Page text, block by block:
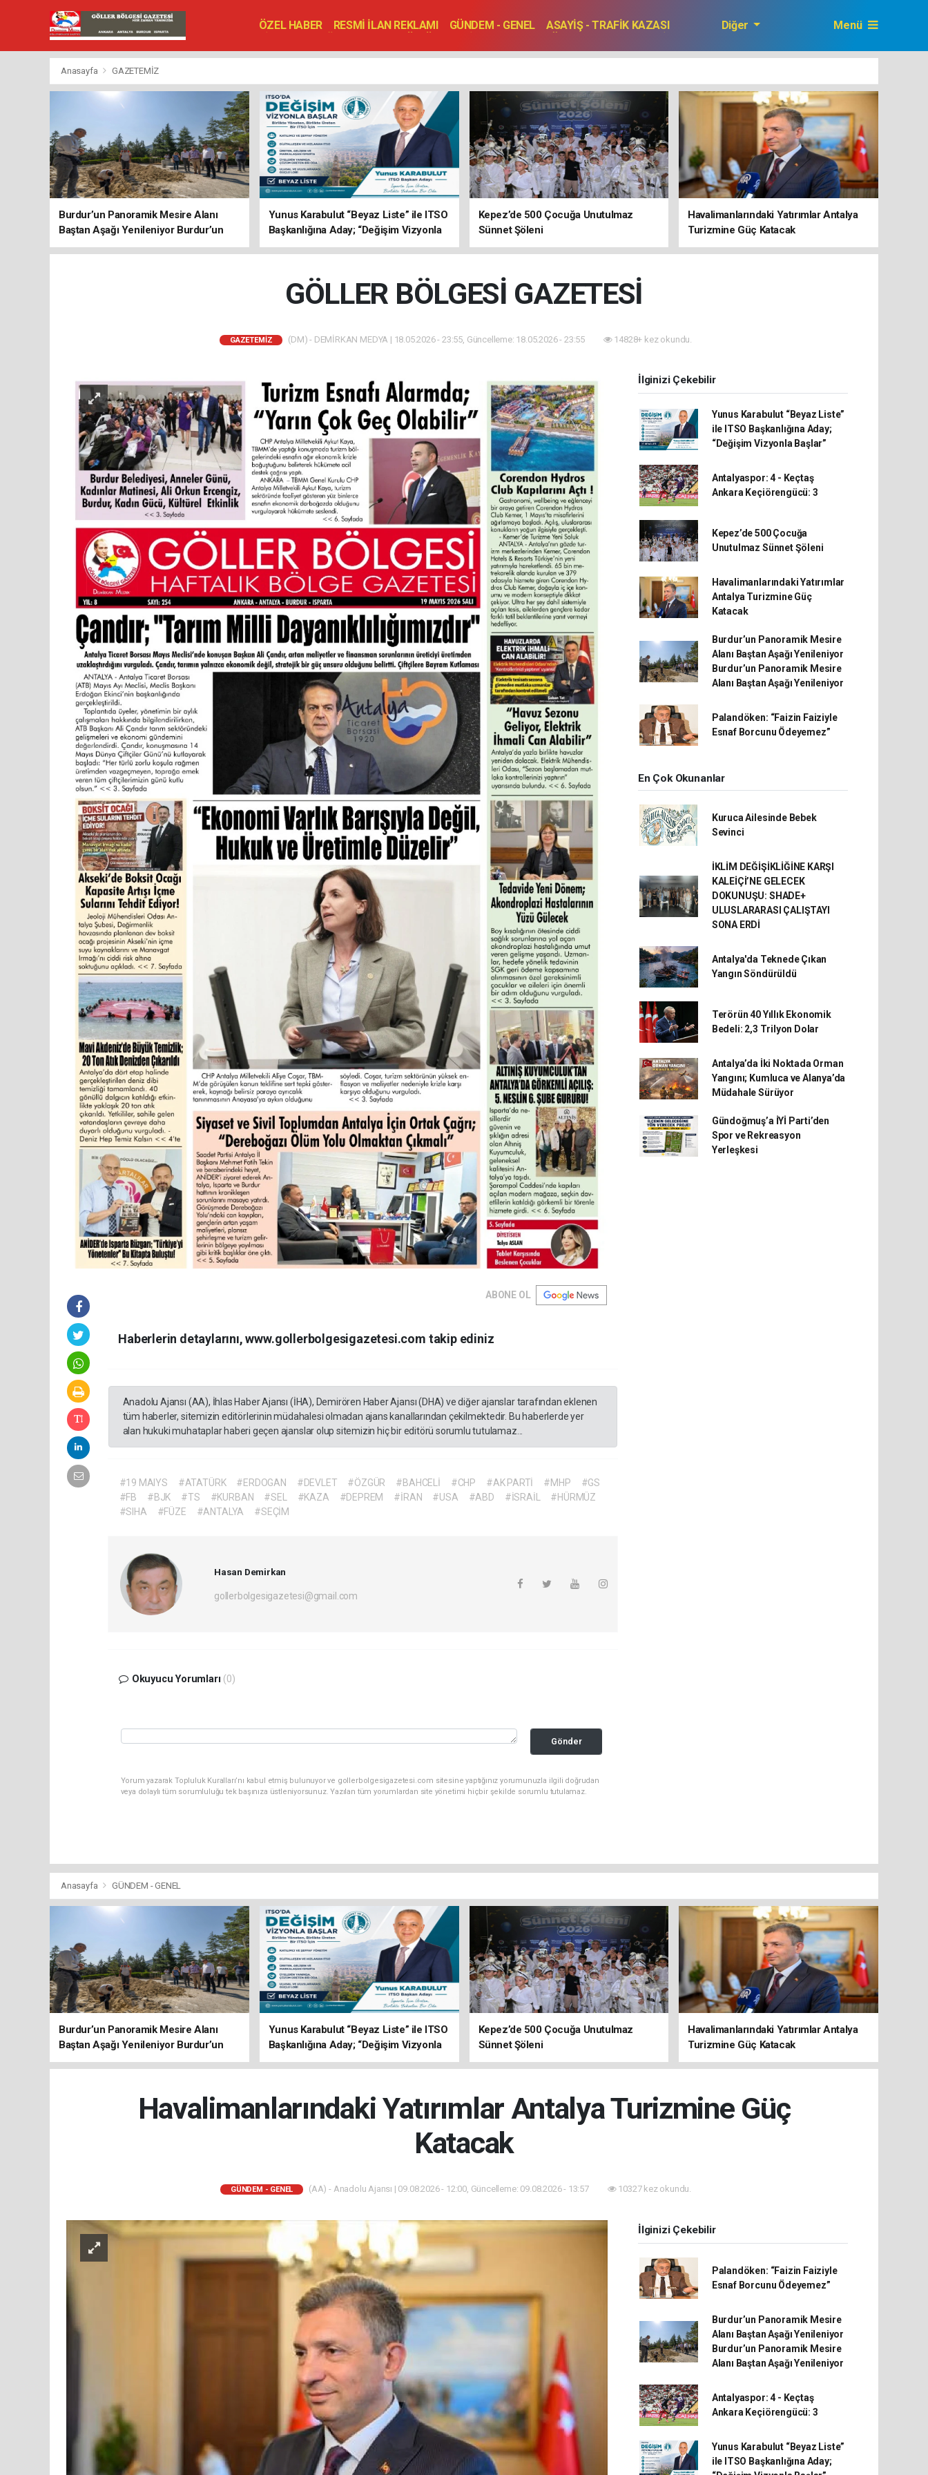
ÖZEL HABER RESMİ İLAN REKLAMI GÜNDEM - GENEL
ASAYİŞ - TRAFİK KAZASI
VEFAT EDENLER
TOPLANTI - DÜĞÜN
Diğer Menü
Anasayfa GAZETEMİZ
Burdur’un Panoramik Mesire Alanı
Baştan Aşağı Yenileniyor Burdur’un
Panoramik Mesire Alanı Baştan Aşağı
Yunus Karabulut “Beyaz Liste” ile ITSO
Başkanlığına Aday; “Değişim Vizyonla
Başlar”
Kepez’de 500 Çocuğa Unutulmaz
Sünnet Şöleni
Havalimanlarındaki Yatırımlar Antalya
Turizmine Güç Katacak
GÖLLER BÖLGESİ GAZETESİ
GAZETEMİZ (DM) - DEMİRKAN MEDYA | 18.05.2026 - 23:55, Güncelleme: 18.05.2026 - 23:55 14828+ kez okundu.
ABONE OL
Haberlerin detaylarını, www.gollerbolgesigazetesi.com takip ediniz
Anadolu Ajansı (AA), İhlas Haber Ajansı (İHA), Demirören Haber Ajansı (DHA) ve diğer ajanslar tarafından eklenen
tüm haberler, sitemizin editörlerinin müdahalesi olmadan ajans kanallarından çekilmektedir. Bu haberlerde yer
alan hukuki muhataplar haberi geçen ajanslar olup sitemizin hiç bir editörü sorumlu tutulamaz...
#19 MAIYS #ATATÜRK #ERDOGAN #DEVLET #ÖZGÜR #BAHCELİ #CHP #AK PARTİ #MHP
#GS
#FB
#BJK #TS #KURBAN #SEL #KAZA #DEPREM #İRAN #USA #ABD #İSRAİL
#HÜRMÜZ
#SIHA
#FÜZE #ANTALYA #SEÇİM
Hasan Demirkan
gollerbolgesigazetesi@gmail.com
Okuyucu Yorumları (0)
Gönder
Yorum yazarak Topluluk Kuralları’nı kabul etmiş bulunuyor ve gollerbolgesigazetesi.com sitesine yaptığınız yorumunuzla ilgili doğrudan
veya dolaylı tüm sorumluluğu tek başınıza üstleniyorsunuz. Yazılan tüm yorumlardan site yönetimi hiçbir şekilde sorumlu tutulamaz.
İlginizi Çekebilir
Yunus Karabulut “Beyaz Liste”
ile ITSO Başkanlığına Aday;
“Değişim Vizyonla Başlar”
Antalyaspor: 4 - Keçtaş
Ankara Keçiörengücü: 3
Kepez’de 500 Çocuğa
Unutulmaz Sünnet Şöleni
Havalimanlarındaki Yatırımlar
Antalya Turizmine Güç
Katacak
Burdur’un Panoramik Mesire
Alanı Baştan Aşağı Yenileniyor
Burdur’un Panoramik Mesire
Alanı Baştan Aşağı Yenileniyor
Palandöken: “Faizin Faiziyle
Esnaf Borcunu Ödeyemez”
En Çok Okunanlar
Kuruca Ailesinde Bebek
Sevinci
İKLİM DEĞİŞİKLİĞİNE KARŞI
KALEİÇİ’NE GELECEK
DOKUNUŞU: SHADE+
ULUSLARARASI ÇALIŞTAYI
SONA ERDİ
Antalya'da Teknede Çıkan
Yangın Söndürüldü
Terörün 40 Yıllık Ekonomik
Bedeli: 2,3 Trilyon Dolar
Antalya’da İki Noktada Orman
Yangını; Kumluca ve Alanya’da
Müdahale Sürüyor
Gündoğmuş’a İYİ Parti’den
Spor ve Rekreasyon
Yerleşkesi
Anasayfa GÜNDEM - GENEL
Burdur’un Panoramik Mesire Alanı
Baştan Aşağı Yenileniyor Burdur’un
Panoramik Mesire Alanı Baştan Aşağı
Yunus Karabulut “Beyaz Liste” ile ITSO
Başkanlığına Aday; “Değişim Vizyonla
Başlar”
Kepez’de 500 Çocuğa Unutulmaz
Sünnet Şöleni
Havalimanlarındaki Yatırımlar Antalya
Turizmine Güç Katacak
Havalimanlarındaki Yatırımlar Antalya Turizmine Güç
Katacak
GÜNDEM - GENEL (AA) - Anadolu Ajansı | 09.08.2026 - 12:00, Güncelleme: 09.08.2026 - 13:57 10327 kez okundu.
İlginizi Çekebilir
Palandöken: “Faizin Faiziyle
Esnaf Borcunu Ödeyemez”
Burdur’un Panoramik Mesire
Alanı Baştan Aşağı Yenileniyor
Burdur’un Panoramik Mesire
Alanı Baştan Aşağı Yenileniyor
Antalyaspor: 4 - Keçtaş
Ankara Keçiörengücü: 3
Yunus Karabulut “Beyaz Liste”
ile ITSO Başkanlığına Aday;